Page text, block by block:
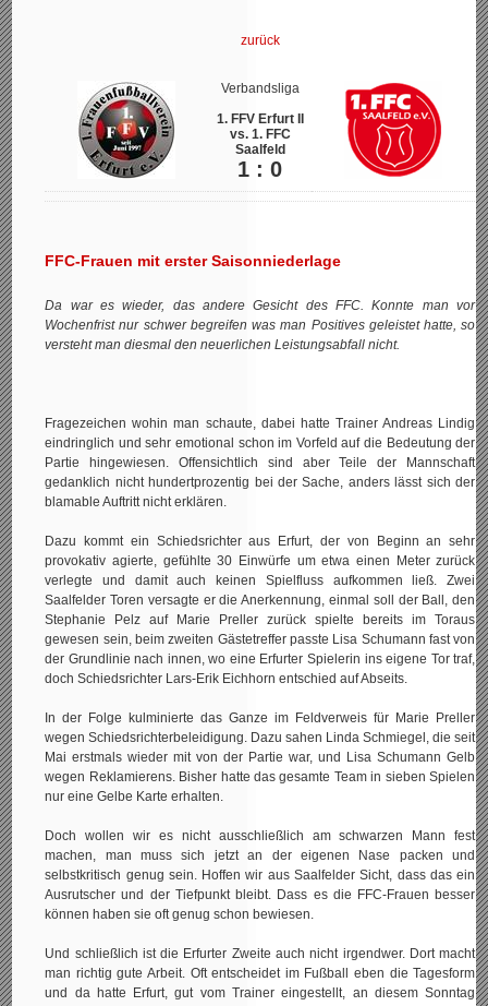
zurück
Verbandsliga
1. FFV Erfurt II
vs. 1. FFC
Saalfeld
1 : 0
FFC-Frauen mit erster Saisonniederlage
Da war es wieder, das andere Gesicht des FFC. Konnte man vor
Wochenfrist nur schwer begreifen was man Positives geleistet hatte, so
versteht man diesmal den neuerlichen Leistungsabfall nicht.
Fragezeichen wohin man schaute, dabei hatte Trainer Andreas Lindig
eindringlich und sehr emotional schon im Vorfeld auf die Bedeutung der
Partie hingewiesen. Offensichtlich sind aber Teile der Mannschaft
gedanklich nicht hundertprozentig bei der Sache, anders lässt sich der
blamable Auftritt nicht erklären.
Dazu kommt ein Schiedsrichter aus Erfurt, der von Beginn an sehr
provokativ agierte, gefühlte 30 Einwürfe um etwa einen Meter zurück
verlegte und damit auch keinen Spielfluss aufkommen ließ. Zwei
Saalfelder Toren versagte er die Anerkennung, einmal soll der Ball, den
Stephanie Pelz auf Marie Preller zurück spielte bereits im Toraus
gewesen sein, beim zweiten Gästetreffer passte Lisa Schumann fast von
der Grundlinie nach innen, wo eine Erfurter Spielerin ins eigene Tor traf,
doch Schiedsrichter Lars-Erik Eichhorn entschied auf Abseits.
In der Folge kulminierte das Ganze im Feldverweis für Marie Preller
wegen Schiedsrichterbeleidigung. Dazu sahen Linda Schmiegel, die seit
Mai erstmals wieder mit von der Partie war, und Lisa Schumann Gelb
wegen Reklamierens. Bisher hatte das gesamte Team in sieben Spielen
nur eine Gelbe Karte erhalten.
Doch wollen wir es nicht ausschließlich am schwarzen Mann fest
machen, man muss sich jetzt an der eigenen Nase packen und
selbstkritisch genug sein. Hoffen wir aus Saalfelder Sicht, dass das ein
Ausrutscher und der Tiefpunkt bleibt. Dass es die FFC-Frauen besser
können haben sie oft genug schon bewiesen.
Und schließlich ist die Erfurter Zweite auch nicht irgendwer. Dort macht
man richtig gute Arbeit. Oft entscheidet im Fußball eben die Tagesform
und da hatte Erfurt, gut vom Trainer eingestellt, an diesem Sonntag